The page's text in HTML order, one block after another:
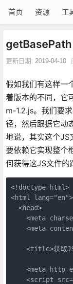
首页 资源 工
getBasePath
更新日期: 2019-04-10
假如我们有这样一
着版本的不同，它
m-1.2.js。我们要
径，然后跟据它动
地说，其实这个JS
要依赖它实现整个
何获得这JS文件的
<!doctype html>
<html lang="en">
  <head>
<meta
<meta
<title>获取
<meta http-
<script